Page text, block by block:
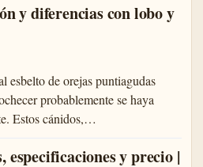
y diferencias con lobo y
esbelto de orejas puntiagudas
probablemente se haya
Estos cánidos,…
y precio |